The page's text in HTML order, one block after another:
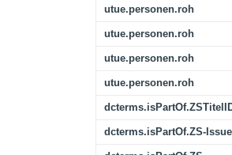
utue.personen.roh
utue.personen.roh
utue.personen.roh
utue.personen.roh
dcterms.isPartOf.ZS-Issue